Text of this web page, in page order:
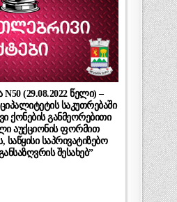
(29.08.2022 წელი) –
საკუთრებაში
ქონების განმეორებითი
აუქციონის ფორმით
საწყისი საპრივატიზებო
შესახებ”